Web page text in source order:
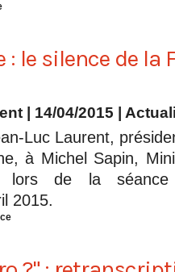
: le silence de la
| 14/04/2015
Luc Laurent,
à Michel Sapin,
lors de la
2015.